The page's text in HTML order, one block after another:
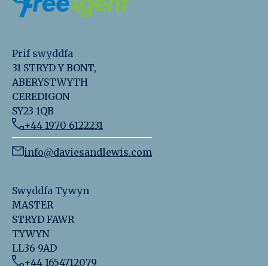
Prif swyddfa
31 STRYD Y BONT,
ABERYSTWYTH
CEREDIGON
SY23 1QB
+44 1970 6122231
info@daviesandlewis.com
Swyddfa Tywyn
MASTER
STRYD FAWR
TYWYN
LL36 9AD
+44 1654712079